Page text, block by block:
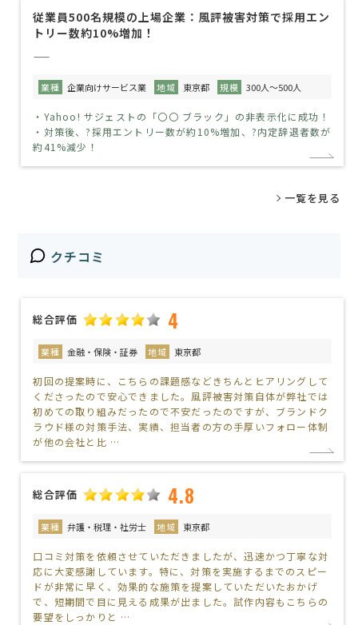
従業員500名規模の上場企業：風評被害対策で採用エン
トリー数約10%増加！
——
業種 企業向けサービス業 地域 東京都 規模 300人～500人
・Yahoo! サジェストの「〇〇 ブラック」の非表示化に成功！
・対策後、?採用エントリー数が約10%増加、?内定辞退者数が
約41%減少！
一覧を見る
クチコミ
総合評価 4
業種 金融・保険・証券 地域 東京都
初回の提案時に、こちらの課題感などきちんとヒアリングして
くださったので安心できました。風評被害対策自体が弊社では
初めての取り組みだったので不安だったのですが、ブランドク
ラウド様の対策手法、実績、担当者の方の手厚いフォロー体制
が他の会社と比 …
総合評価 4.8
業種 弁護・税理・社労士 地域 東京都
口コミ対策を依頼させていただきましたが、迅速かつ丁寧な対
応に大変感謝しています。特に、対策を実施するまでのスピー
ドが非常に早く、効果的な施策を提案していただいたおかげ
で、短期間で目に見える成果が出ました。試作内容もこちらの
要望をしっかりと …